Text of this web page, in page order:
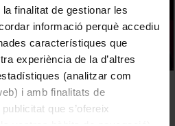
finalitat de gestionar les
informació perquè accediu
característiques que
experiència de la d’altres
(analitzar com
i amb finalitats de
que s’ofereix
Procés de reflexió i acció
Socials (2ª part)